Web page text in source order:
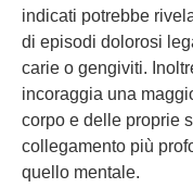
indicati potrebbe
di episodi dolorosi
carie o gengiviti.
incoraggia una
corpo e delle proprie
collegamento più
quello mentale.